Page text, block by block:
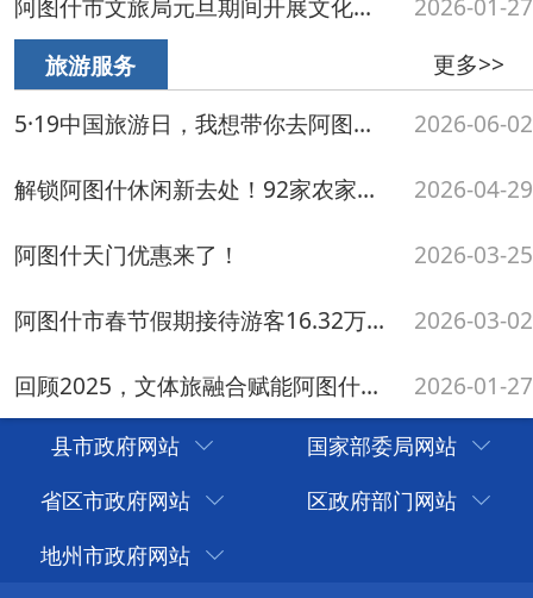
县市政府网站
国家部委局网站
省区市政府网站
区政府部门网站
地州市政府网站